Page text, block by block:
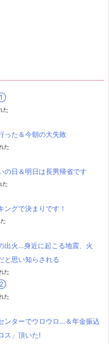
た
った＆今朝の大失敗
た
の日＆明日は長男帰省です
た
ングで決まりです！
出火…身近に起こる地震、火
と思い知らされる
た
た
ンターでウロウロ…＆年金振込
ス」頂いた!